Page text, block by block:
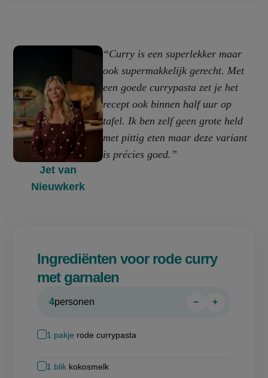
Jet van
Nieuwkerk
“Curry is een superlekker maar
ook supermakkelijk gerecht. Met
een goede currypasta zet je het
recept ook binnen half uur op
tafel. Ik ben zelf geen grote held
met pittig eten maar deze variant
is précies goed.”
Ingrediënten voor rode curry
met garnalen
4personen
Persoon
−
Persoon
+
1 pakje rode currypasta
1 blik kokosmelk